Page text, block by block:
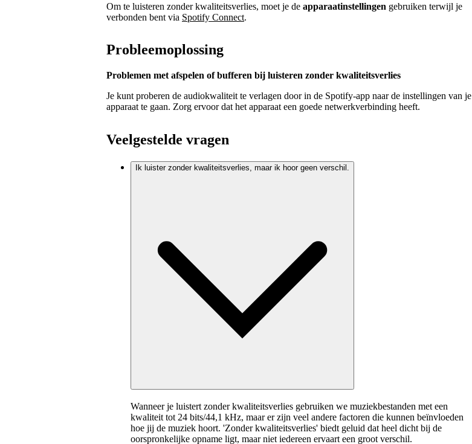
Om te luisteren zonder kwaliteitsverlies, moet je de apparaatinstellingen gebruiken terwijl je
verbonden bent via Spotify Connect.
Probleemoplossing
Problemen met afspelen of bufferen bij luisteren zonder kwaliteitsverlies
Je kunt proberen de audiokwaliteit te verlagen door in de Spotify-app naar de instellingen van je
apparaat te gaan. Zorg ervoor dat het apparaat een goede netwerkverbinding heeft.
Veelgestelde vragen
Ik luister zonder kwaliteitsverlies, maar ik hoor geen verschil.
Wanneer je luistert zonder kwaliteitsverlies gebruiken we muziekbestanden met een
kwaliteit tot 24 bits/44,1 kHz, maar er zijn veel andere factoren die kunnen beïnvloeden
hoe jij de muziek hoort. 'Zonder kwaliteitsverlies' biedt geluid dat heel dicht bij de
oorspronkelijke opname ligt, maar niet iedereen ervaart een groot verschil.